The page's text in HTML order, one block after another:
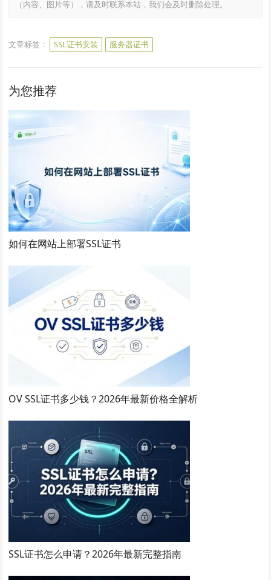
（内容、图片等），请及时联系本站，我们会及时删除处理。
文章标签： SSL证书安装 服务器证书
为您推荐
如何在网站上部署SSL证书
OV SSL证书多少钱？2026年最新价格全解析
SSL证书怎么申请？2026年最新完整指南